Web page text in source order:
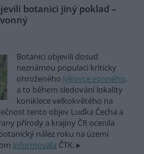
botanici jiný poklad –
Botanici objevili dosud
neznámou populaci kriticky
ohroženého lýkovce vonného,
a to během sledování lokality
koniklece velkokvětého na
tento objev Luďka Čecha a
přírody a krajiny ČR ocenila
nález roku na území
informovala ČTK.